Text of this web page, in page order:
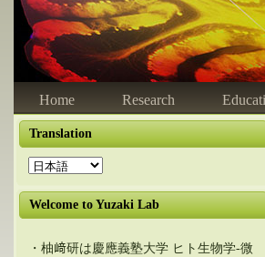
Home Research
Translation
Welcome to Yuzaki Lab
・柚﨑研は慶應義塾大学 ヒト生物学-微